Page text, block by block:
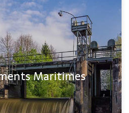
Maritimes